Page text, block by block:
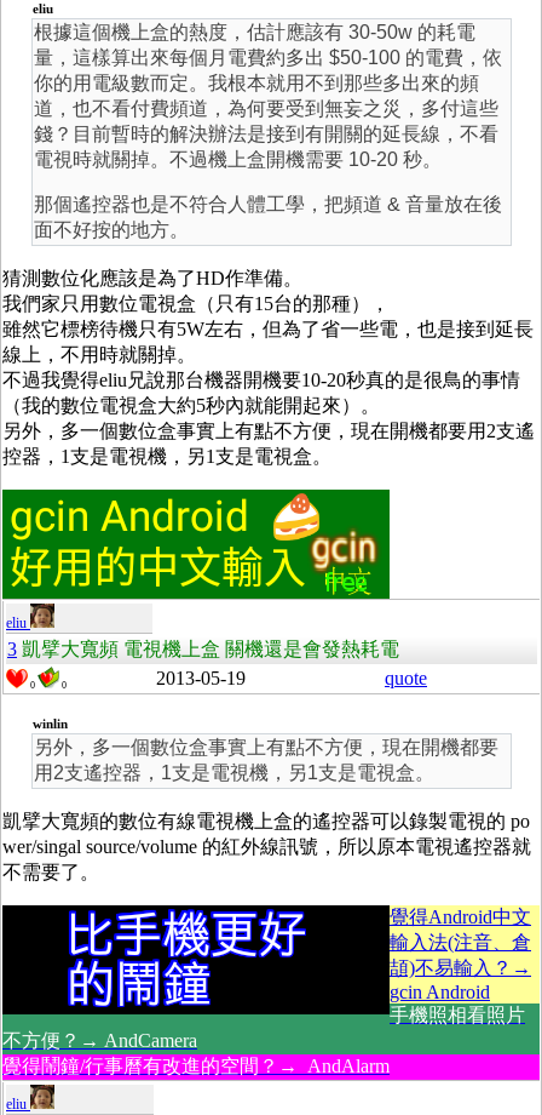
eliu
根據這個機上盒的熱度，估計應該有 30-50w 的耗電
量，這樣算出來每個月電費約多出 $50-100 的電費，依
你的用電級數而定。我根本就用不到那些多出來的頻
道，也不看付費頻道，為何要受到無妄之災，多付這些
錢？目前暫時的解決辦法是接到有開關的延長線，不看
電視時就關掉。不過機上盒開機需要 10-20 秒。
那個遙控器也是不符合人體工學，把頻道 & 音量放在後
面不好按的地方。
猜測數位化應該是為了HD作準備。
我們家只用數位電視盒（只有15台的那種），
雖然它標榜待機只有5W左右，但為了省一些電，也是接到延長
線上，不用時就關掉。
不過我覺得eliu兄說那台機器開機要10-20秒真的是很鳥的事情
（我的數位電視盒大約5秒內就能開起來）。
另外，多一個數位盒事實上有點不方便，現在開機都要用2支遙
控器，1支是電視機，另1支是電視盒。
eliu
3 凱擘大寬頻 電視機上盒 關機還是會發熱耗電
0 0 2013-05-19 quote
winlin
另外，多一個數位盒事實上有點不方便，現在開機都要
用2支遙控器，1支是電視機，另1支是電視盒。
凱擘大寬頻的數位有線電視機上盒的遙控器可以錄製電視的 po
wer/singal source/volume 的紅外線訊號，所以原本電視遙控器就
不需要了。
覺得Android中文
輸入法(注音、倉
頡)不易輸入？→
gcin Android
手機照相看照片
不方便？→ AndCamera
覺得鬧鐘/行事曆有改進的空間？→ AndAlarm
eliu